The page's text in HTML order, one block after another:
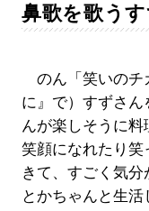
鼻歌を歌う
のん「笑いのチ
に』で）すずさん
んが楽しそうに
笑顔になれたり笑
きて、すごく気
とかちゃんと生活